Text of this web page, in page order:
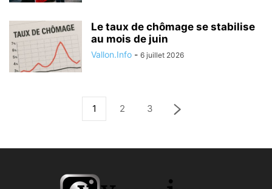
Le taux de chômage se stabilise
au mois de juin
Vallon.Info - 6 juillet 2026
1 2 3